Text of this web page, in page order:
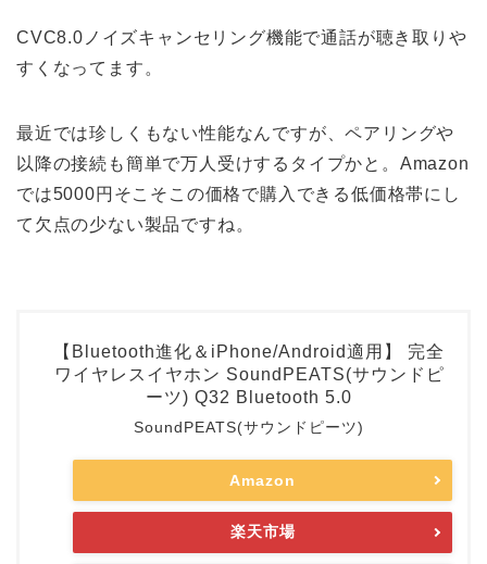
CVC8.0ノイズキャンセリング機能で通話が聴き取りや
すくなってます。
最近では珍しくもない性能なんですが、ペアリングや
以降の接続も簡単で万人受けするタイプかと。Amazon
では5000円そこそこの価格で購入できる低価格帯にし
て欠点の少ない製品ですね。
【Bluetooth進化＆iPhone/Android適用】 完全
ワイヤレスイヤホン SoundPEATS(サウンドピ
ーツ) Q32 Bluetooth 5.0
SoundPEATS(サウンドピーツ)
Amazon
楽天市場